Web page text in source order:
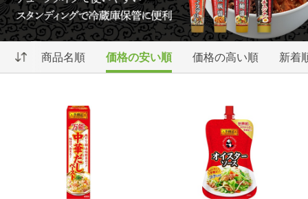
商品名順 価格の安い順 価格の高い順 新着